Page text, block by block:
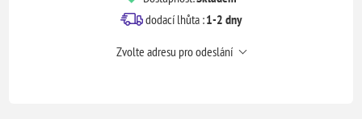
dodací lhůta :1-2 dny
Zvolte adresu pro odeslání